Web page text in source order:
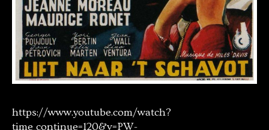
https://www.youtube.com/watch?
time_continue=120&v=PW-